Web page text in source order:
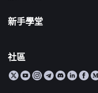
新手學堂
社區